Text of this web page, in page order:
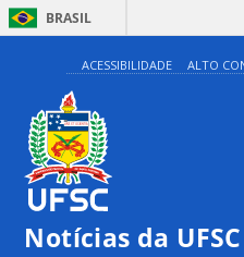
BRASIL
ACESSIBILIDADE ALTO
Notícias da UFSC